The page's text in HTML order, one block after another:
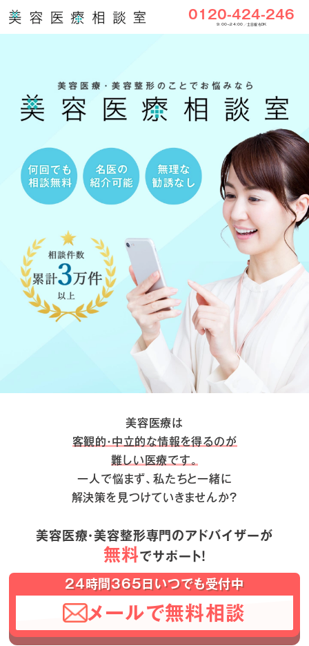
0120-424-246
9:00〜24:00／土日祝もOK
美容医療は
客観的・中立的な情報を得るのが
難しい医療です。
一人で悩まず、私たちと一緒に
解決策を見つけていきませんか？
美容医療・美容整形専門のアドバイザーが
無料でサポート！
24時間365日いつでも受付中
メールで無料相談